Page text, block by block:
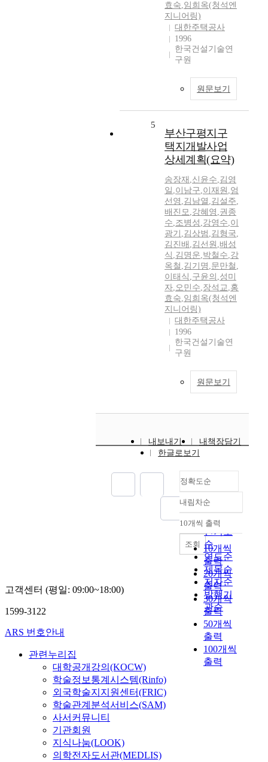
효숙,임희옥(청석엔
지니어링)
대한주택공사
1996
한국건설기술연
구원
원문보기
5
부산구평지구
택지개발사업
상세계획(요약)
송장재 ,신윤수,김영
일 ,이남구,이재원 ,엄
선영 ,김남열 ,김설주,
배진모,강혜영 ,권종
수,조병성 ,강영수,이
광기 ,김상범 ,김형국,
김진배 ,김선원 ,배성
식 ,김명운,박철수,강
옥철 ,김기명 ,문만철 ,
이태식 ,구윤의 ,성미
자,오민수,장석교,홍
효숙,임희옥(청석엔
지니어링)
대한주택공사
1996
한국건설기술연
구원
원문보기
내보내기
내책장담기
한글로보기
정확도순
정확도
순
인기도
순
연도순
제목순
저자순
발행기
관순
내림차순
내림차순
10개씩 출력
10개씩
출력
20개씩
출력
30개씩
출력
50개씩
출력
100개씩
출력
조회
고객센터 (평일: 09:00~18:00)
1599-3122
ARS 번호안내
관련누리집
대학공개강의(KOCW)
학술정보통계시스템(Rinfo)
외국학술지지원센터(FRIC)
학술관계분석서비스(SAM)
사서커뮤니티
기관회원
지식나눔(LOOK)
의학전자도서관(MEDLIS)